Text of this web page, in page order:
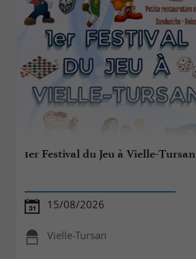
1er Festival du Jeu à Vielle-Tursan
15/08/2026
Vielle-Tursan